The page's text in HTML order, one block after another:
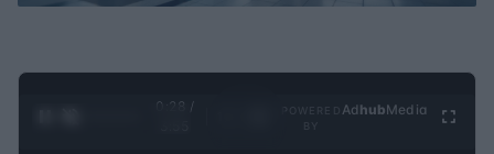
0:29 /
Ad hubMedia